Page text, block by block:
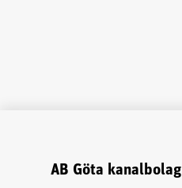
AB Göta kanalbolag